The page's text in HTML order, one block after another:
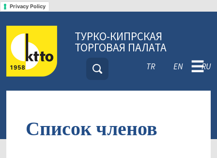
Privacy Policy
ТУРКО-КИПРСКАЯ
ТОРГОВАЯ ПАЛАТА
TR EN RU
☰
Список членов